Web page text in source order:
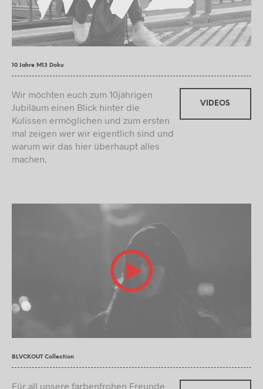
10 Jahre M13 Doku
Wir möchten euch zum 10jährigen
Jubiläum einen Blick hinter die
Kulissen ermöglichen und zum ersten
mal zeigen wer wir eigentlich sind und
warum wir das hier überhaupt alles
machen.
VIDEOS
BLVCKOUT Collection
Für all unsere farbenfrohen Freunde